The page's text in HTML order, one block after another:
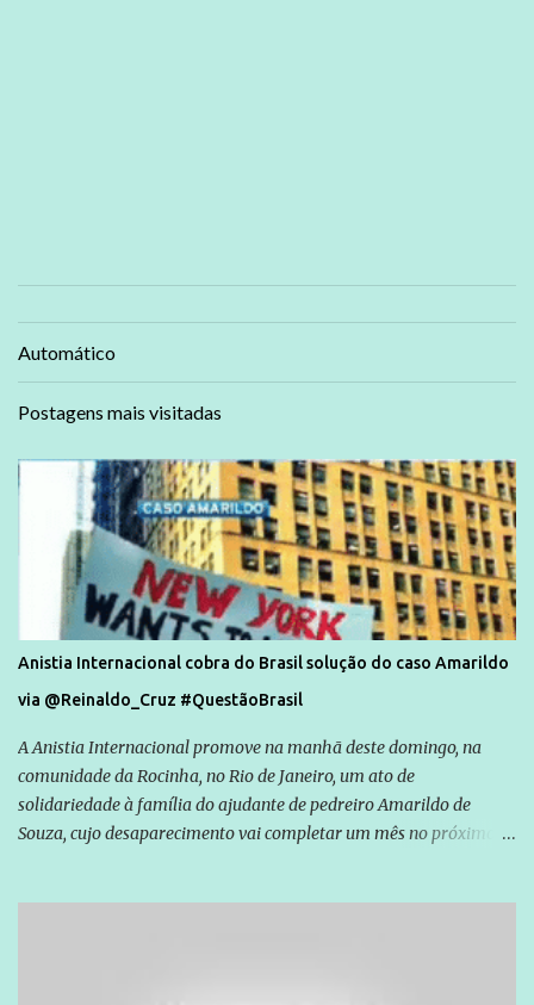
Automático
Postagens mais visitadas
Anistia Internacional cobra do Brasil solução do caso Amarildo
via @Reinaldo_Cruz #QuestãoBrasil
A Anistia Internacional promove na manhã deste domingo, na
comunidade da Rocinha, no Rio de Janeiro, um ato de
solidariedade à família do ajudante de pedreiro Amarildo de
Souza, cujo desaparecimento vai completar um mês no próximo